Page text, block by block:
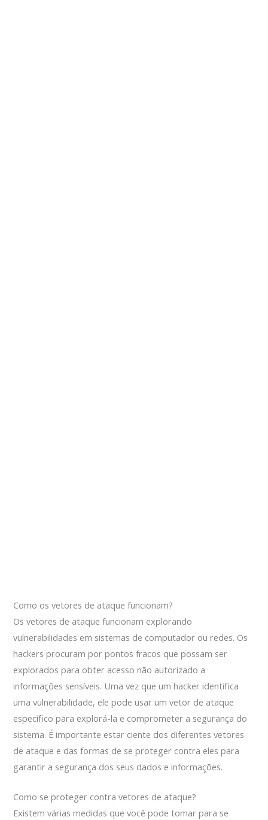
Como os vetores de ataque funcionam?
Os vetores de ataque funcionam explorando
vulnerabilidades em sistemas de computador ou redes. Os
hackers procuram por pontos fracos que possam ser
explorados para obter acesso não autorizado a
informações sensíveis. Uma vez que um hacker identifica
uma vulnerabilidade, ele pode usar um vetor de ataque
específico para explorá-la e comprometer a segurança do
sistema. É importante estar ciente dos diferentes vetores
de ataque e das formas de se proteger contra eles para
garantir a segurança dos seus dados e informações.
Como se proteger contra vetores de ataque?
Existem várias medidas que você pode tomar para se